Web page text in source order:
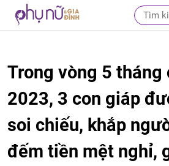
Trong vòng 5 tháng
2023, 3 con giáp
soi chiếu, khắp
đếm tiền mệt nghỉ,